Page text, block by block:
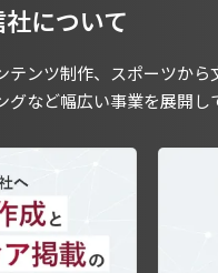
について
ンツ制作、スポーツか
など幅広い事業を展開し